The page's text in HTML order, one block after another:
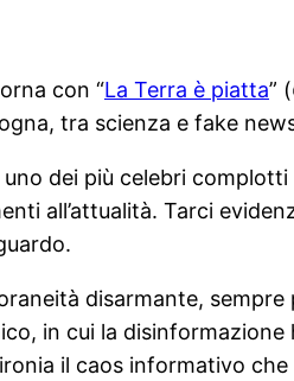
con “La Terra è piatta” (
tra scienza e fake
dei più celebri
all’attualità. Tarci
disarmante,
in cui la
il caos informativo